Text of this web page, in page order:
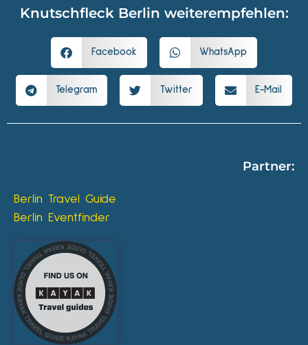
Knutschfleck Berlin weiterempfehlen:
Facebook WhatsApp
Telegram Twitter E-Mail
Partner:
Berlin Travel Guide
Berlin Eventfinder